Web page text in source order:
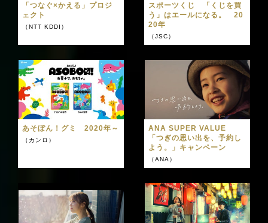
「つなぐ×かえる」プロジ
ェクト
（NTT KDDI）
スポーツくじ 「くじを買
う」はエールになる。 20
20年
（JSC）
あそぼん！グミ 2020年～
（カンロ）
ANA SUPER VALUE
「つぎの思い出を、予約し
よう。」キャンペーン
（ANA）